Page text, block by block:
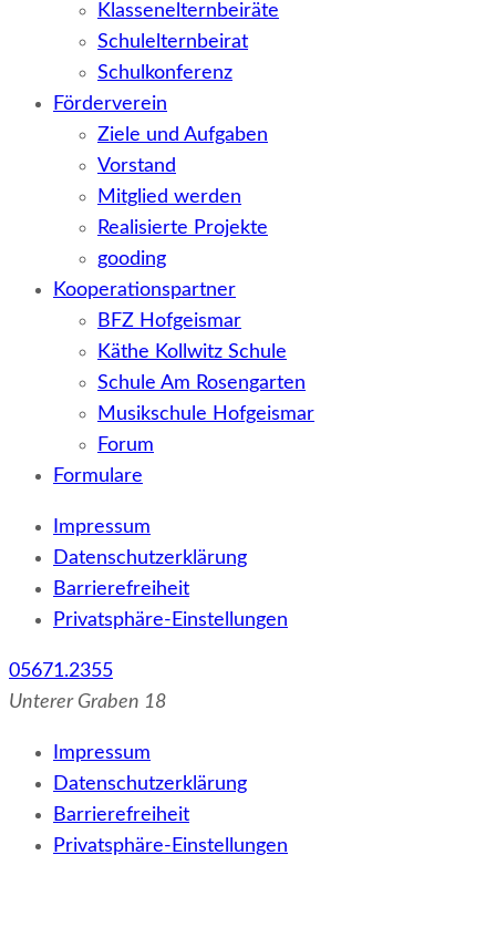
Klassenelternbeiräte
Schulelternbeirat
Schulkonferenz
Förderverein
Ziele und Aufgaben
Vorstand
Mitglied werden
Realisierte Projekte
gooding
Kooperationspartner
BFZ Hofgeismar
Käthe Kollwitz Schule
Schule Am Rosengarten
Musikschule Hofgeismar
Forum
Formulare
Impressum
Datenschutzerklärung
Barrierefreiheit
Privatsphäre-Einstellungen
05671.2355
Unterer Graben 18
Impressum
Datenschutzerklärung
Barrierefreiheit
Privatsphäre-Einstellungen